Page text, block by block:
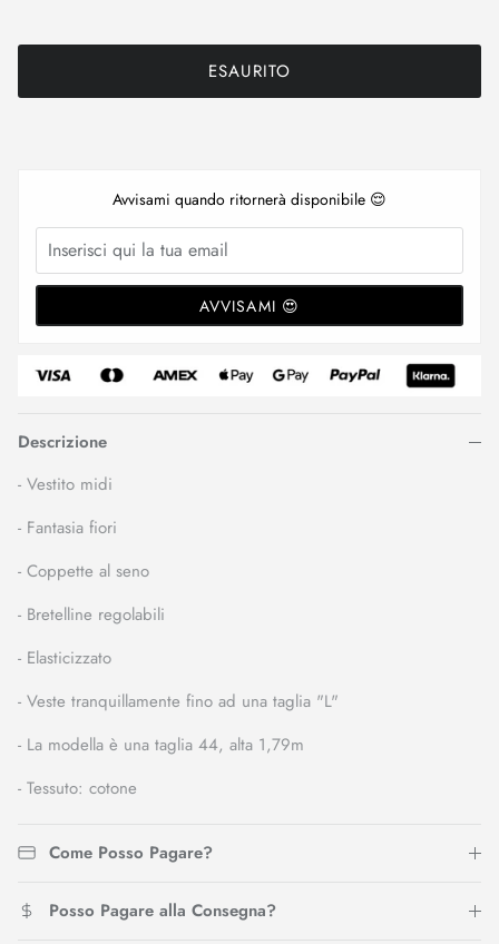
ESAURITO
Avvisami quando ritornerà disponibile 😌
AVVISAMI 😍
Descrizione
- Vestito midi
- Fantasia fiori
- Coppette al seno
- Bretelline regolabili
- Elasticizzato
- Veste tranquillamente fino ad una taglia "L"
- La modella è una taglia 44, alta 1,79m
- Tessuto: cotone
Come Posso Pagare?
Posso Pagare alla Consegna?